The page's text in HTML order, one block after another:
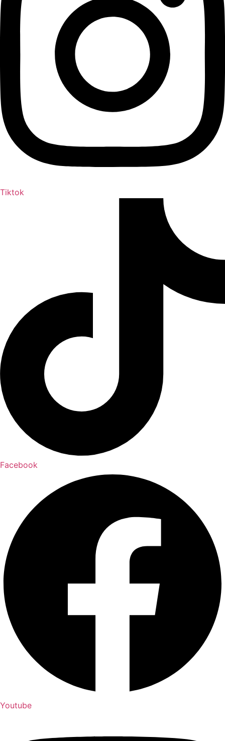
Tiktok
Facebook
Youtube